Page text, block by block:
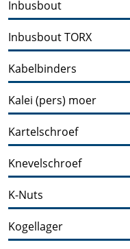
Inbusbout
Inbusbout TORX
Kabelbinders
Kalei (pers) moer
Kartelschroef
Knevelschroef
K-Nuts
Kogellager